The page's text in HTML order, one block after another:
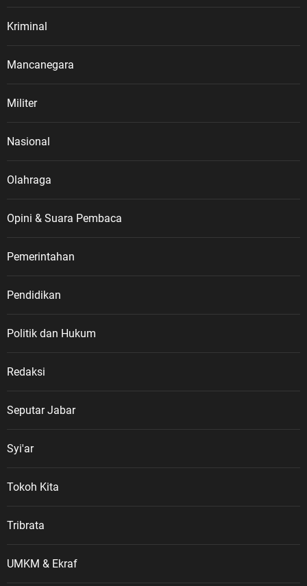
Kriminal
Mancanegara
Militer
Nasional
Olahraga
Opini & Suara Pembaca
Pemerintahan
Pendidikan
Politik dan Hukum
Redaksi
Seputar Jabar
Syi'ar
Tokoh Kita
Tribrata
UMKM & Ekraf